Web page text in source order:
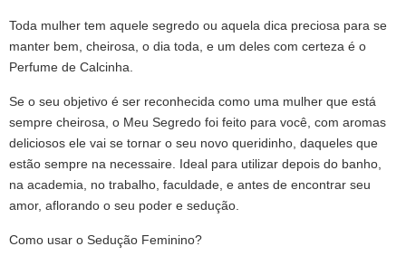
Toda mulher tem aquele segredo ou aquela dica preciosa para se
manter bem, cheirosa, o dia toda, e um deles com certeza é o
Perfume de Calcinha.
Se o seu objetivo é ser reconhecida como uma mulher que está
sempre cheirosa, o Meu Segredo foi feito para você, com aromas
deliciosos ele vai se tornar o seu novo queridinho, daqueles que
estão sempre na necessaire. Ideal para utilizar depois do banho,
na academia, no trabalho, faculdade, e antes de encontrar seu
amor, aflorando o seu poder e sedução.
Como usar o Sedução Feminino?